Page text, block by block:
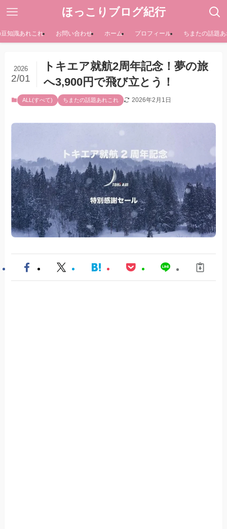
ほっこりブログ紀行
知識あれこれ お問い合わせ ホーム プロフィール ちまたの話題
トキエア就航2周年記念！夢の旅
へ3,900円で飛び立とう！
2026
2/01
ALL(すべて) ちまたの話題あれこれ 2026年2月1日